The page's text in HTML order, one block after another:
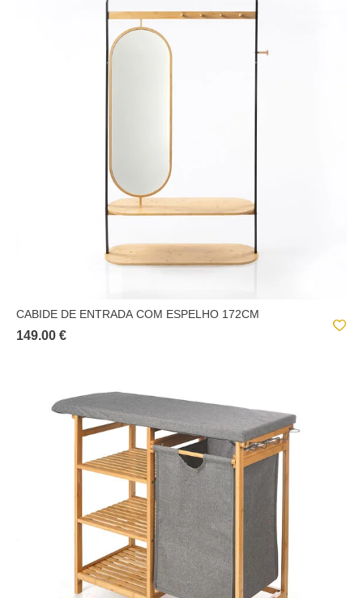
CABIDE DE ENTRADA COM ESPELHO 172CM
149.00 €